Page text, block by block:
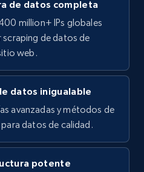
Prueba gratuita
md5, Video url,
and more.
Prueba gratuita
de datos completa
million+ IPs globales
scraping de datos de
web.
datos inigualable
avanzadas y métodos de
datos de calidad.
potente